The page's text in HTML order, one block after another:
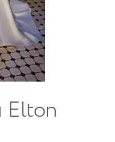
Elton